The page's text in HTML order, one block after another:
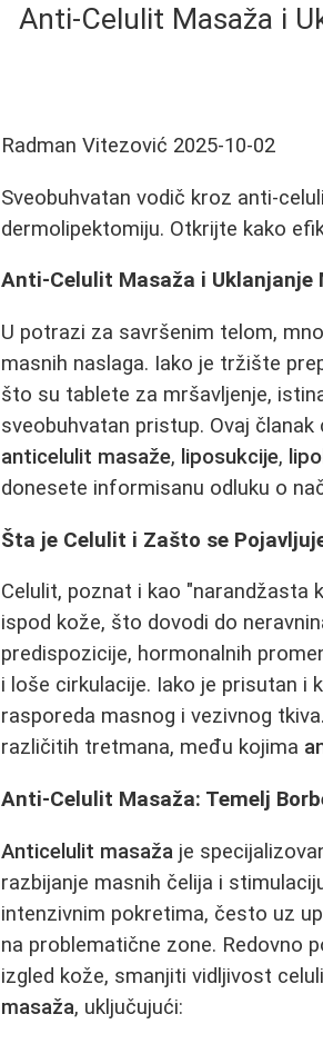
Anti-Celulit Masaža i
Radman Vitezović 2025-10-02
Sveobuhvatan vodič kroz anti-
dermolipektomiju. Otkrijte kako
Anti-Celulit Masaža i Uklanjanje
U potrazi za savršenim telom,
masnih naslaga. Iako je tržište
što su tablete za mršavljenje,
sveobuhvatan pristup. Ovaj
anticelulit masaže, liposukcije,
donesete informisanu odluku o
Šta je Celulit i Zašto se
Celulit, poznat i kao "narandžasta
ispod kože, što dovodi do
predispozicije, hormonalnih
i loše cirkulacije. Iako je prisutan i
rasporeda masnog i vezivnog
različitih tretmana, među kojima
Anti-Celulit Masaža: Temelj
Anticelulit masaža je
razbijanje masnih čelija i
intenzivnim pokretima, često uz
na problematične zone. Redovno
izgled kože, smanjiti vidljivost
masaža, uključujući: